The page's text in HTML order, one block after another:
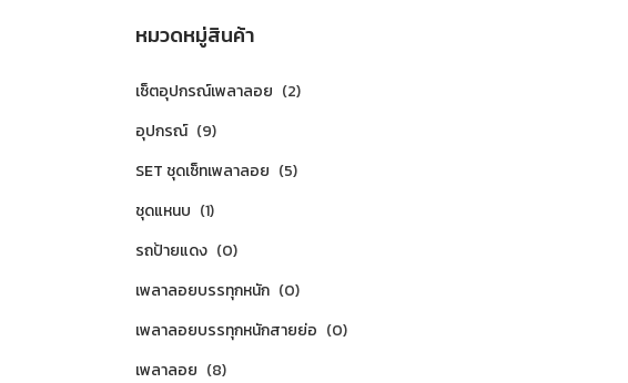
หมวดหมู่สินค้า
เซ็ตอุปกรณ์เพลาลอย (2)
อุปกรณ์ (9)
SET ชุดเซ็ทเพลาลอย (5)
ชุดแหนบ (1)
รถป้ายแดง (0)
เพลาลอยบรรทุกหนัก (0)
เพลาลอยบรรทุกหนักสายย่อ (0)
เพลาลอย (8)